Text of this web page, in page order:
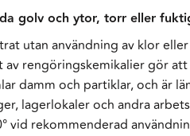
golv och ytor, torr eller
utan användning av klor
rengöringskemikalier gör
damm och partiklar, och är
lagerlokaler och andra
vid rekommenderad